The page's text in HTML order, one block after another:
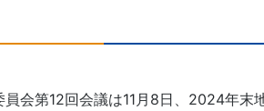
員会第12回会議は11月8日、2024年